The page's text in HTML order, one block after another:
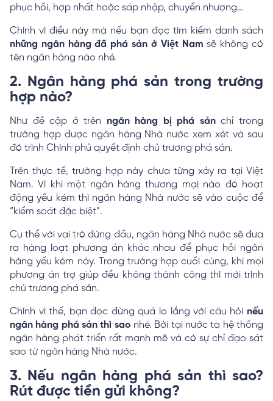
phục hồi, hợp nhất hoặc sáp nhập, chuyển nhượng…
Chính vì điều này mà nếu bạn đọc tìm kiếm danh sách
những ngân hàng đã phá sản ở Việt Namsẽ không có
tên ngân hàng nào nhé.
2. Ngân hàng phá sản trong trường
hợp nào?
Như đề cập ở trên ngân hàng bị phá sảnchỉ trong
trường hợp được ngân hàng Nhà nước xem xét và sau
đó trình Chính phủ quyết định chủ trương phá sản.
Trên thực tế, trường hợp này chưa từng xảy ra tại Việt
Nam. Vì khi một ngân hàng thương mại nào đó hoạt
động yếu kém thì ngân hàng Nhà nước sẽ vào cuộc để
“kiểm soát đặc biệt”.
Cụ thể với vai trò đứng đầu, ngân hàng Nhà nước sẽ đưa
ra hàng loạt phương án khác nhau để phục hồi ngân
hàng yếu kém này. Trong trường hợp cuối cùng, khi mọi
phương án trợ giúp đều không thành công thì mới trình
chủ trương phá sản.
Chính vì thế, bạn đọc đừng quá lo lắng với câu hỏi nếu
ngân hàng phá sản thì sao nhé. Bởi tại nước ta hệ thống
ngân hàng phát triển rất mạnh mẽ và có sự chỉ đạo sát
sao từ ngân hàng Nhà nước.
3. Nếu ngân hàng phá sản thì sao?
Rút được tiền gửi không?